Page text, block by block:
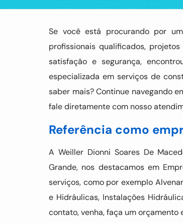
Se você está procurando por
profissionais qualificados,
satisfação e segurança,
especializada em serviços de
saber mais? Continue navegando
fale diretamente com nosso
Referência como
A Weiller Dionni Soares De
Grande, nos destacamos em
serviços, como por exemplo
e Hidráulicas, Instalações
contato, venha, faça um orçamento